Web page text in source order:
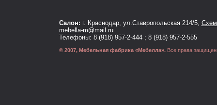
Салон: г. Краснодар, ул.Ставропольская 214/5,
mebella-m@mail.ru
Телефоны: 8 (918) 957-2-444 ; 8 (918) 957-2-555
© 2007, Мебельная фабрика «Мебелла».Все права